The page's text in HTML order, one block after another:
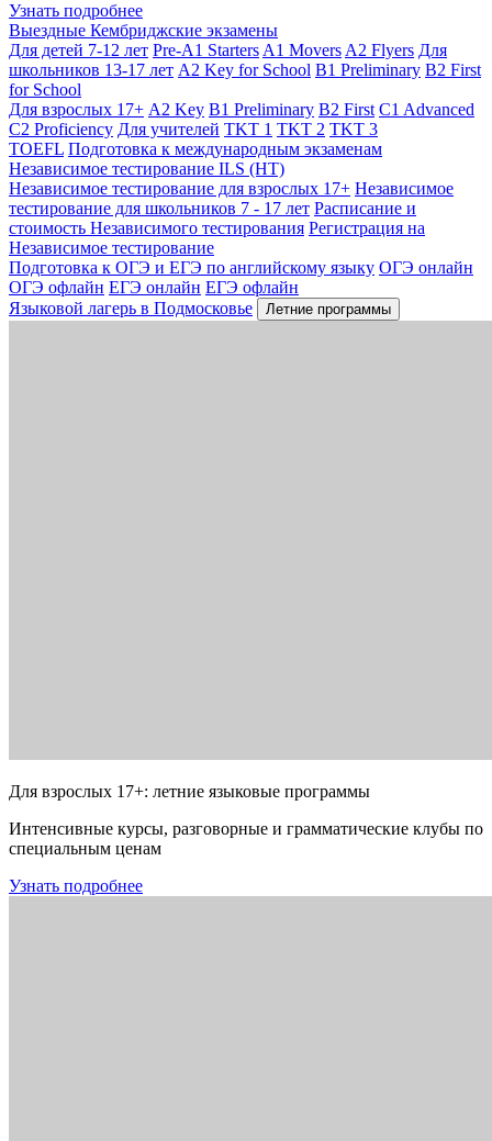
Узнать подробнее
Выездные Кембриджские экзамены
Для детей 7-12 лет Pre-A1 Starters A1 Movers A2 Flyers Для
школьников 13-17 лет A2 Key for School B1 Preliminary B2 First
for School
Для взрослых 17+ A2 Key B1 Preliminary B2 First C1 Advanced
C2 Proficiency Для учителей TKT 1 TKT 2 TKT 3
TOEFL Подготовка к международным экзаменам
Независимое тестирование ILS (НТ)
Независимое тестирование для взрослых 17+ Независимое
тестирование для школьников 7 - 17 лет Расписание и
стоимость Независимого тестирования Регистрация на
Независимое тестирование
Подготовка к ОГЭ и ЕГЭ по английскому языку ОГЭ онлайн
ОГЭ офлайн ЕГЭ онлайн ЕГЭ офлайн
Языковой лагерь в Подмосковье
Летние программы
Для взрослых 17+: летние языковые программы
Интенсивные курсы, разговорные и грамматические клубы по
специальным ценам
Узнать подробнее